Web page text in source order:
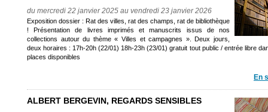
du mercredi 22 janvier 2025 au vendredi 23 janvier 2026
Exposition dossier : Rat des villes, rat des champs, rat de bibliothèque
! Présentation de livres imprimés et manuscrits issus de nos
collections autour du thème « Villes et campagnes ». Deux jours,
deux horaires : 17h-20h (22/01) 18h-23h (23/01) gratuit tout public / entrée libre
places disponibles
En
ALBERT BERGEVIN, REGARDS SENSIBLES